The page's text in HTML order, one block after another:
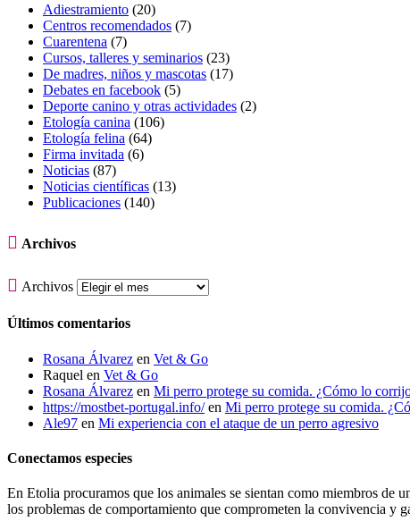
Adiestramiento (20)
Centros recomendados (7)
Cuarentena (7)
Cursos, talleres y seminarios (23)
De madres, niños y mascotas (17)
Debates en facebook (5)
Deporte canino y otras actividades (2)
Etología canina (106)
Etología felina (64)
Firma invitada (6)
Noticias (87)
Noticias científicas (13)
Publicaciones (140)
 Archivos
 Archivos
Últimos comentarios
Rosana Álvarez en Vet & Go
Raquel en Vet & Go
Rosana Álvarez en Mi perro protege su comida. ¿Cómo lo
https://mostbet-portugal.info/en Mi perro protege su comida.
Ale97 en Mi experiencia con el ataque de un perro agresivo
Conectamos especies
En Etolia procuramos que los animales se sientan como miembros de
los problemas de comportamiento que comprometen la convivencia y